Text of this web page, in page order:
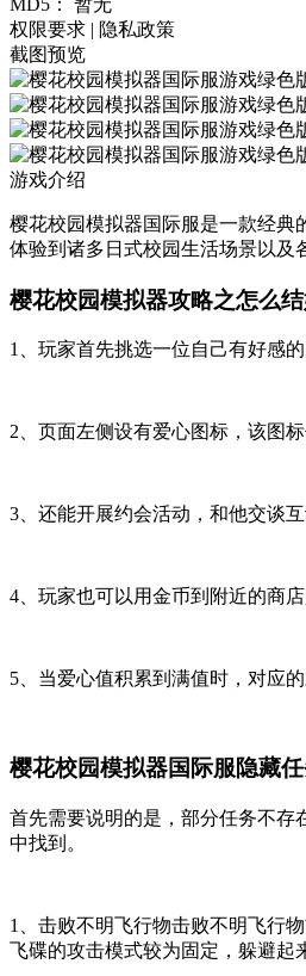
MD5： 暂无
权限要求 | 隐私政策
截图预览
游戏介绍
樱花校园模拟器国际服是一款经典
体验到诸多日式校园生活场景以及
樱花校园模拟器攻略之怎么
1、玩家首先挑选一位自己有好感
2、页面左侧设有爱心图标，该图
3、还能开展约会活动，和他交谈
4、玩家也可以用金币到附近的商
5、当爱心值积累到满值时，对应
樱花校园模拟器国际服隐藏
首先需要说明的是，部分任务不存
中找到。
1、击败不明飞行物击败不明飞行
飞碟的攻击模式较为固定，躲避起